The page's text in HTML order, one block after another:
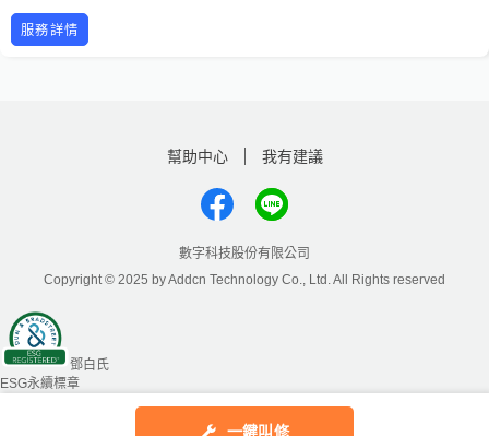
一鍵叫修
服務詳情
幫助中心 我有建議
數字科技股份有限公司
Copyright © 2025 by Addcn Technology Co., Ltd. All Rights reserved
鄧白氏
ESG永續標章